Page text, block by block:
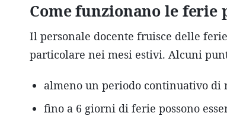
Come funzionano le ferie
Il personale docente fruisce delle
particolare nei mesi estivi. Alcuni
almeno un periodo continuativo di
fino a 6 giorni di ferie possono